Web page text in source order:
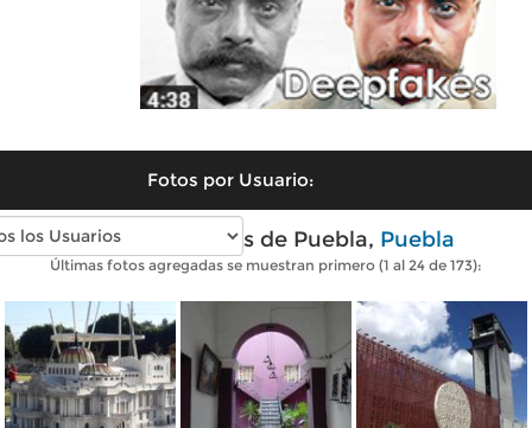
Fotos por Usuario:
Fotos modernas de Puebla, Puebla
Últimas fotos agregadas se muestran primero (1 al 24 de 173):